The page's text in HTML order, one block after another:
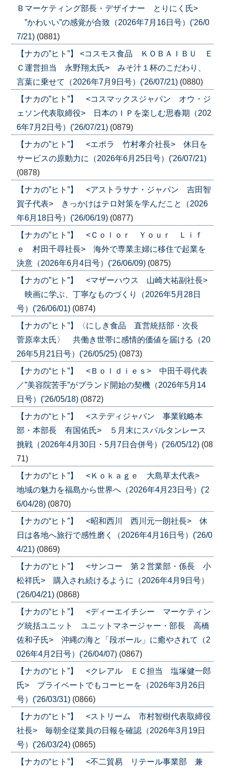
Ｂマーケティング部長・デザイナー とりにく氏>
”かわいい”の感覚が合致（2026年7月16日号）('26/0
7/21) (0881)
【ナカの”ヒト”】 <コスモス食品 ＫＯＢＡＩＢＵ Ｅ
Ｃ運営担当 永野翔太氏> みそ汁１杯のこだわり、
言葉に乗せて（2026年7月9日号）('26/07/21) (0880)
【ナカの”ヒト”】 <コスマックスジャパン オウ・ジ
ェソン代表取締役> 日本のＩＰを楽しむ思春期（202
6年7月2日号）('26/07/21) (0879)
【ナカの”ヒト”】 <エポラ 竹村孝介社長> 休日を
サービスの原動力に（2026年6月25日号）('26/07/21)
(0878)
【ナカの”ヒト”】 <アストラサナ・ジャパン 吉田智
賀子代表> きっかけはテロ対策を学んだこと（2026
年6月18日号）('26/06/19) (0877)
【ナカの”ヒト”】 <Ｃｏｌｏｒ Ｙｏｕｒ Ｌｉｆ
ｅ 村田千尋社長> 海外で専業主婦に移住で起業を
決意（2026年6月4日号）('26/06/09) (0875)
【ナカの”ヒト”】 <マザーハウス 山崎大祐副社長>
映画に学ぶ、丁寧なものづくり（2026年5月28日
号）('26/06/01) (0874)
【ナカの”ヒト”】〈にしき食品 直営統括部・次長
菅原幸太氏〉 共働き世帯に感情的価値を届ける（20
26年5月21日号）('26/05/25) (0873)
【ナカの“ヒト”】 <Ｂｏｌｄｉｅｓ> 中田千尋代表
／”美容院苦手”がブランド開始の契機（2026年5月14
日号）('26/05/18) (0872)
【ナカの“ヒト”】 <ステディジャパン 事業戦略本
部・本部長 有国佑氏> ５月末にスパルタンレース
挑戦（2026年4月30日・5月7日合併号）('26/05/12) (08
71)
【ナカの“ヒト”】 <Ｋｏｋａｇｅ 大島草太代表>
地域の魅力を福島から世界へ（2026年4月23日号）('2
6/04/28) (0870)
【ナカの“ヒト”】 <昭和西川 西川元一朗社長> 休
日は各地へ旅行で感性磨く（2026年4月16日号）('26/0
4/21) (0869)
【ナカの“ヒト”】 <サンコー 第２営業部・係長 小
松祥氏> 購入され続けるように（2026年4月9日号）
('26/04/21) (0868)
【ナカの“ヒト”】 <ディーエイチシー マーケティン
グ統括ユニット ユニットマネージャー・部長 高橋
佐和子氏> 沖縄の海と「段ボール」に癒やされて（2
026年4月2日号）('26/04/07) (0867)
【ナカの“ヒト”】 <クレアル ＥＣ担当 塩塚健一郎
氏> プライベートでもコーヒーを（2026年3月26日
号）('26/03/31) (0866)
【ナカの“ヒト”】 <ストリーム 市村智樹代表取締役
社長> 毎朝全従業員の日報を確認（2026年3月19日
号）('26/03/24) (0865)
【ナカの“ヒト”】 <不二貿易 リテール事業部 兼